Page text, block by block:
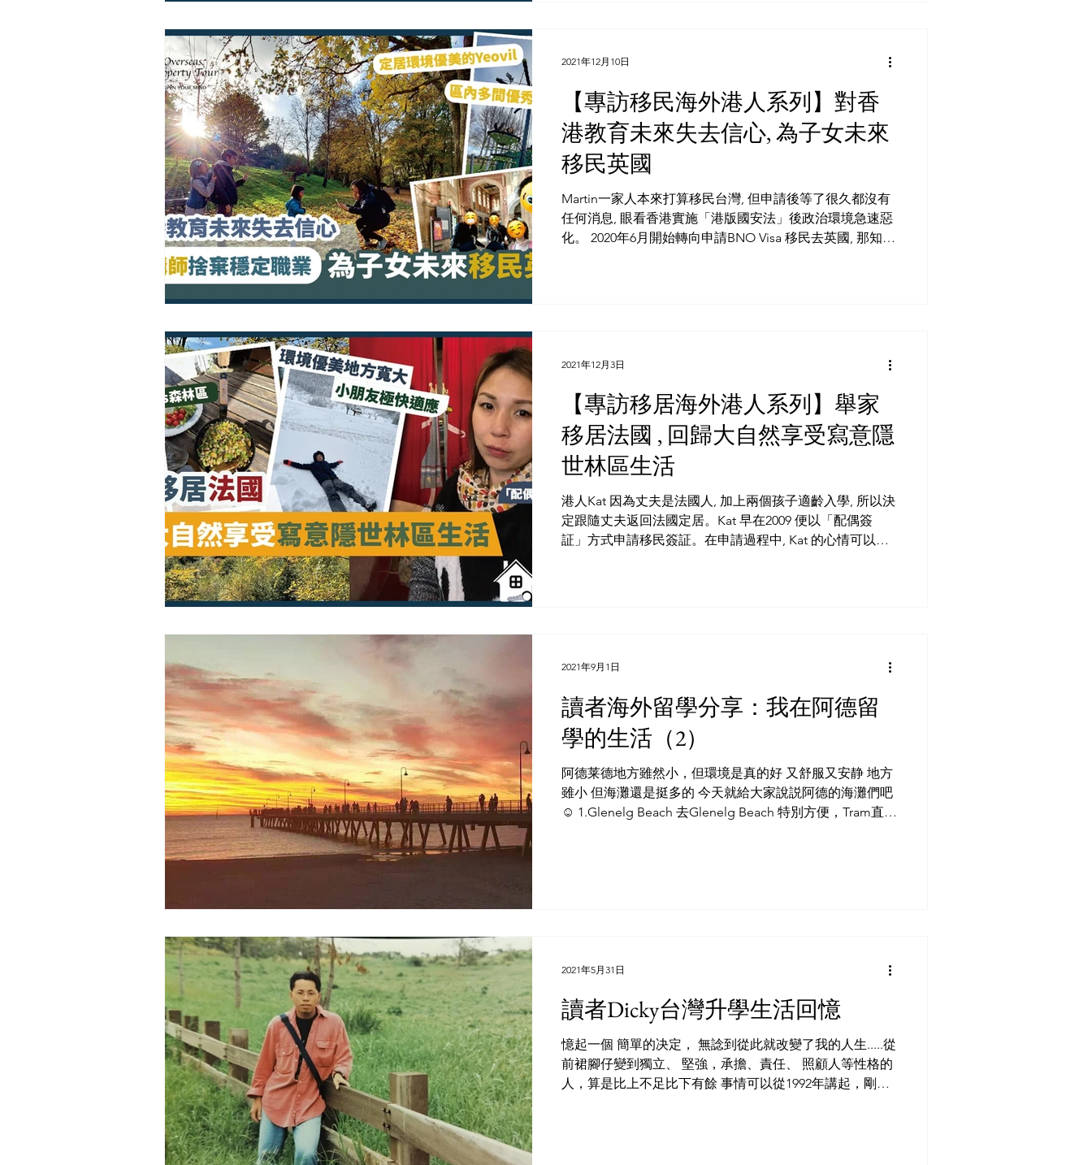
【️專訪移民海外港人系列】對香
港教育未來失去信心, 為子女未來
移民英國
Martin一家人本來打算移民台灣, 但申請後等了很久都沒有
任何消息, 眼看香港實施「港版國安法」後政治環境急速惡
化。 2020年6月開始轉向申請BNO Visa 移民去英國, 那知三
2021年12月10日
【️專訪移居海外港人系列】舉家
移居法國 , 回歸大自然享受寫意隱
世林區生活
港人Kat 因為丈夫是法國人, 加上兩個孩子適齡入學, 所以決
定跟隨丈夫返回法國定居。Kat 早在2009 便以「配偶簽
証」方式申請移民簽証。在申請過程中, Kat 的心情可以說
2021年12月3日
讀者海外留學分享：我在阿德留
學的生活（2）
阿德莱德地方雖然小，但環境是真的好 又舒服又安静 地方
雖小 但海灘還是挺多的 今天就給大家說説阿德的海灘們吧
☺️ 1.Glenelg Beach 去Glenelg Beach 特別方便，Tram直達
2021年9月1日
讀者Dicky台灣升學生活回憶
憶起一個 簡單的决定， 無諗到從此就改變了我的人生.....從
前裙腳仔變到獨立、 堅強，承擔、責任、 照顧人等性格的
人，算是比上不足比下有餘 事情可以從1992年講起，剛剛
2021年5月31日